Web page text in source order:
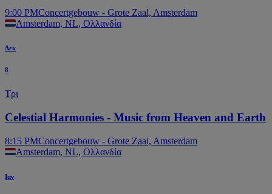
9:00 PMConcertgebouw - Grote Zaal, Amsterdam
Amsterdam, NL, Ολλανδία
Δεκ
8
Τρι
Celestial Harmonies - Music from Heaven and Earth
8:15 PMConcertgebouw - Grote Zaal, Amsterdam
Amsterdam, NL, Ολλανδία
Ιαν